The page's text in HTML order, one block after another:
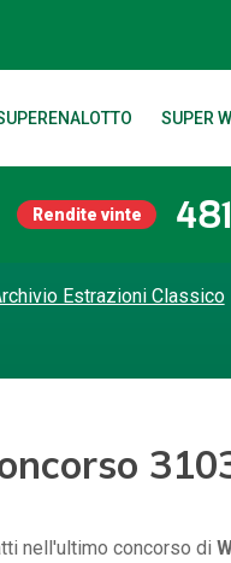
SUPER
Rendite vinte 481
Estrazioni Classico
nell'ultimo concorso di